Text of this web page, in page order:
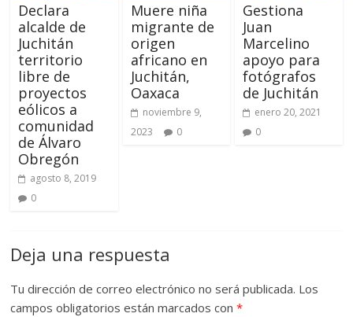
Declara
alcalde de
Juchitán
territorio
libre de
proyectos
eólicos a
comunidad
de Álvaro
Obregón
agosto 8, 2019
0
Muere niña
migrante de
origen
africano en
Juchitán,
Oaxaca
noviembre 9,
2023
0
Gestiona
Juan
Marcelino
apoyo para
fotógrafos
de Juchitán
enero 20, 2021
0
Deja una respuesta
Tu dirección de correo electrónico no será publicada. Los
campos obligatorios están marcados con*